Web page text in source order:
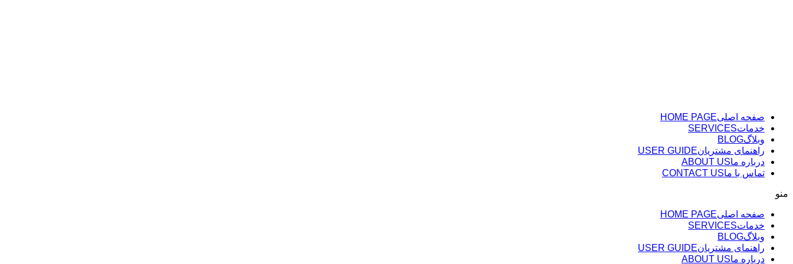
صفحه اصلیHOME PAGE
خدماتSERVICES
وبلاگBLOG
راهنمای مشتریانUSER GUIDE
درباره ماABOUT US
تماس با ماCONTACT US
منو
صفحه اصلیHOME PAGE
خدماتSERVICES
وبلاگBLOG
راهنمای مشتریانUSER GUIDE
درباره ماABOUT US